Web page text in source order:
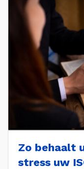
Zo behaalt
stress uw